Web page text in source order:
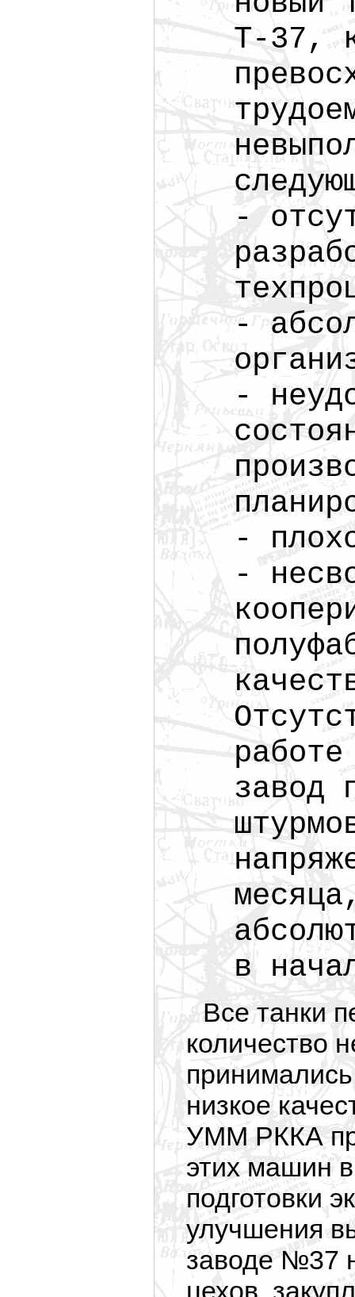
Т-37,
-
-
-
-
-
завод
в
Все танки
количество
низкое
УММ РККА
этих машин
подготовки
улучшения
заводе №37
цехов,